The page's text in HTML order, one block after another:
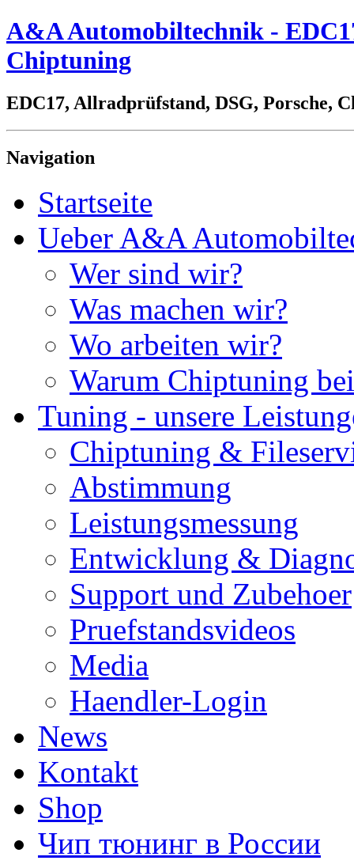
A&A Automobiltechnik -
Chiptuning
EDC17, Allradprüfstand, DSG, Porsche,
Navigation
Startseite
Ueber A&A
Wer sind wir?
Was machen wir?
Wo arbeiten wir?
Warum Chiptuning
Tuning - unsere
Chiptuning &
Abstimmung
Leistungsmessung
Entwicklung &
Support und Zubehoer
Pruefstandsvideos
Media
Haendler-Login
News
Kontakt
Shop
Чип тюнинг в России